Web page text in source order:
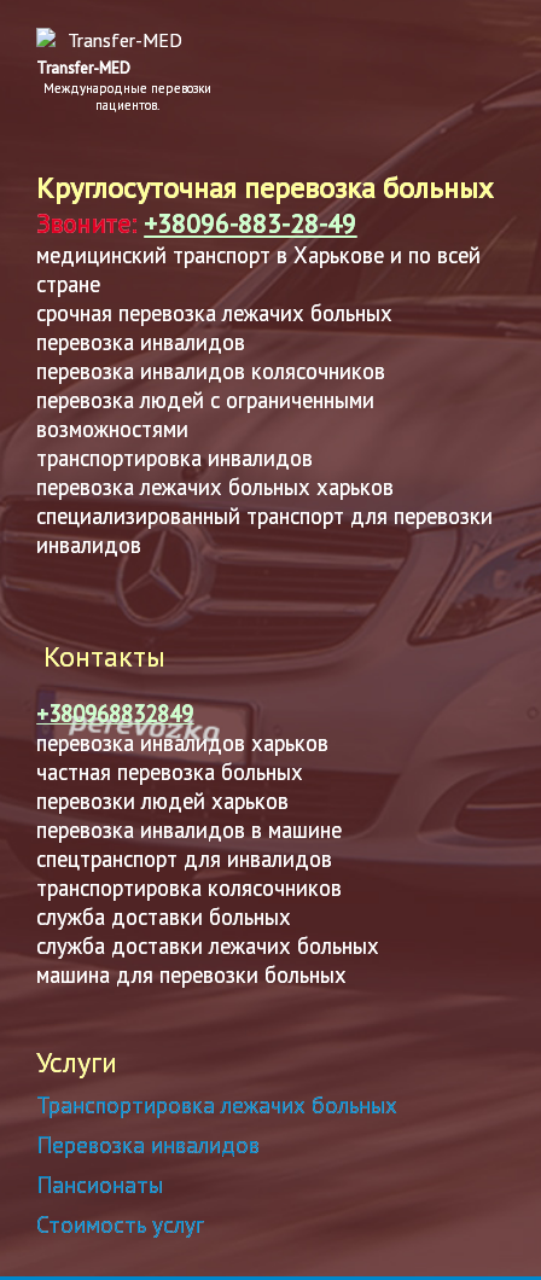
Transfer-MED
Международные перевозки
пациентов.
Круглосуточная перевозка больных
Звоните: +38096-883-28-49
медицинский транспорт в Харькове и по всей
стране
срочная перевозка лежачих больных
перевозка инвалидов
перевозка инвалидов колясочников
перевозка людей с ограниченными
возможностями
транспортировка инвалидов
перевозка лежачих больных харьков
специализированный транспорт для перевозки
инвалидов
Контакты
+380968832849
перевозка инвалидов харьков
частная перевозка больных
перевозки людей харьков
перевозка инвалидов в машине
спецтранспорт для инвалидов
транспортировка колясочников
служба доставки больных
служба доставки лежачих больных
машина для перевозки больных
Услуги
Транспортировка лежачих больных
Перевозка инвалидов
Пансионаты
Стоимость услуг